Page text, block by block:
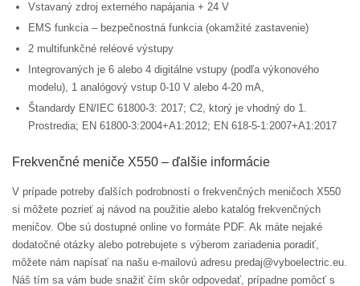
Vstavaný zdroj externého napájania + 24 V
EMS funkcia – bezpečnostná funkcia (okamžité zastavenie)
2 multifunkčné reléové výstupy
Integrovaných je 6 alebo 4 digitálne vstupy (podľa výkonového
modelu), 1 analógový vstup 0-10 V alebo 4-20 mA,
Štandardy EN/IEC 61800-3: 2017; C2, ktorý je vhodný do 1.
Prostredia; EN 61800-3:2004+A1:2012; EN 618-5-1:2007+A1:2017
Frekvenčné meniče X550 – ďalšie informácie
V prípade potreby ďalších podrobností o frekvenčných meničoch X550
si môžete pozrieť aj návod na použitie alebo katalóg frekvenčných
meničov. Obe sú dostupné online vo formáte PDF. Ak máte nejaké
dodatočné otázky alebo potrebujete s výberom zariadenia poradiť,
môžete nám napísať na našu e-mailovú adresu predaj@vyboelectric.eu.
Náš tím sa vám bude snažiť čím skôr odpovedať, prípadne pomôcť s